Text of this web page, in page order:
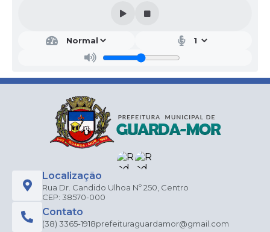
Localização
Rua Dr. Candido Ulhoa Nº 250, Centro
CEP: 38570-000
Contato
(38) 3365-1918prefeituraguardamor@gmail.com